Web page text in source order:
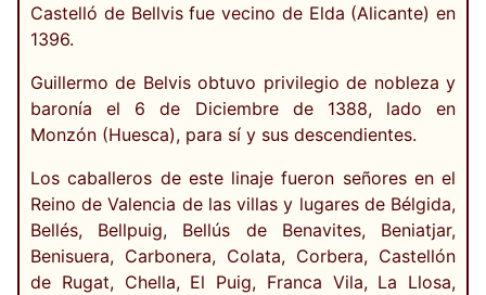
Castelló de Bellvis fue vecino de Elda (Alicante) en
1396.
Guillermo de Belvis obtuvo privilegio de nobleza y
baronía el 6 de Diciembre de 1388, lado en
Monzón (Huesca), para sí y sus descendientes.
Los caballeros de este linaje fueron señores en el
Reino de Valencia de las villas y lugares de Bélgida,
Bellés, Bellpuig, Bellús de Benavites, Beniatjar,
Benisuera, Carbonera, Colata, Corbera, Castellón
de Rugat, Chella, El Puig, Franca Vila, La Llosa,